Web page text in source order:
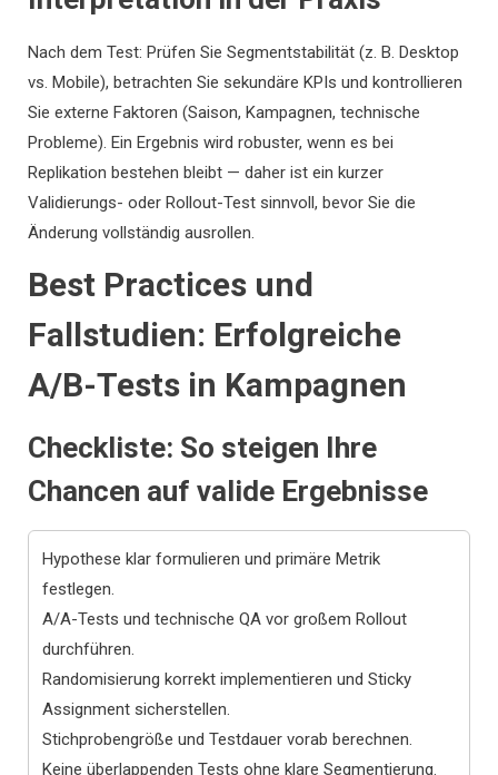
Nach dem Test: Prüfen Sie Segmentstabilität (z. B. Desktop
vs. Mobile), betrachten Sie sekundäre KPIs und kontrollieren
Sie externe Faktoren (Saison, Kampagnen, technische
Probleme). Ein Ergebnis wird robuster, wenn es bei
Replikation bestehen bleibt — daher ist ein kurzer
Validierungs- oder Rollout-Test sinnvoll, bevor Sie die
Änderung vollständig ausrollen.
Best Practices und
Fallstudien: Erfolgreiche
A/B-Tests in Kampagnen
Checkliste: So steigen Ihre
Chancen auf valide Ergebnisse
Hypothese klar formulieren und primäre Metrik
festlegen.
A/A-Tests und technische QA vor großem Rollout
durchführen.
Randomisierung korrekt implementieren und Sticky
Assignment sicherstellen.
Stichprobengröße und Testdauer vorab berechnen.
Keine überlappenden Tests ohne klare Segmentierung.